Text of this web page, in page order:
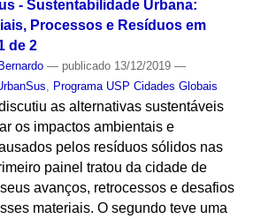
- Sustentabilidade Urbana:
Processos e Resíduos em
de 2
— publicado13/12/2019 —
Programa USP Cidades Globais
as alternativas sustentáveis
os impactos ambientais e
pelos resíduos sólidos nas
painel tratou da cidade de
avanços, retrocessos e desafios
materiais. O segundo teve uma